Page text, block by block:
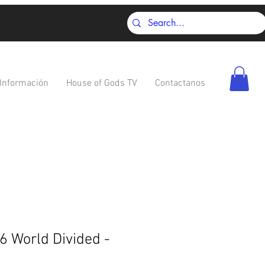
Información House of Gods TV Contactanos
World Divided -